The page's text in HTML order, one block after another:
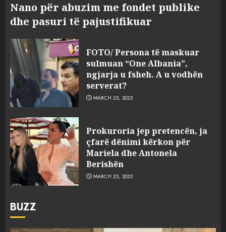
Nano për abuzim me fondet publike
dhe pasuri të pajustifikuar
FOTO/ Persona të maskuar
sulmuan “One Albania”,
ngjarja u fsheh. A u vodhën
serverat?
MARCH 25, 2025
Prokuroria jep pretencën, ja
çfarë dënimi kërkon për
Mariela dhe Antonela
Berishën
MARCH 25, 2025
BUZZ